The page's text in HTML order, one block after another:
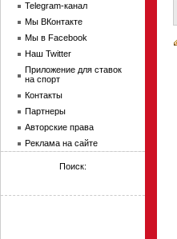
Telegram-канал
Мы ВКонтакте
Мы в Facebook
Наш Twitter
Приложение для ставок
на спорт
Контакты
Партнеры
Авторские права
Реклама на сайте
Поиск: